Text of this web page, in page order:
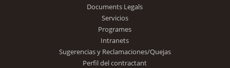
Documents Legals
Servicios
Programes
Intranets
Sugerencias y Reclamaciones/Quejas
Perfil del contractant